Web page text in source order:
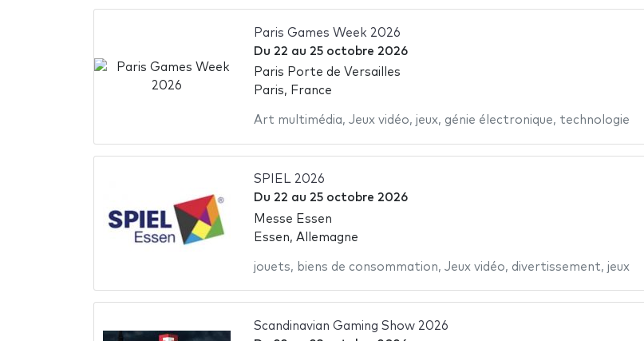
Paris Games Week 2026
Du 22 au 25 octobre 2026
Paris Porte de Versailles
Paris, France
Art multimédia, Jeux vidéo, jeux, génie électronique, technologie
SPIEL 2026
Du 22 au 25 octobre 2026
Messe Essen
Essen, Allemagne
jouets, biens de consommation, Jeux vidéo, divertissement, jeux
Scandinavian Gaming Show 2026